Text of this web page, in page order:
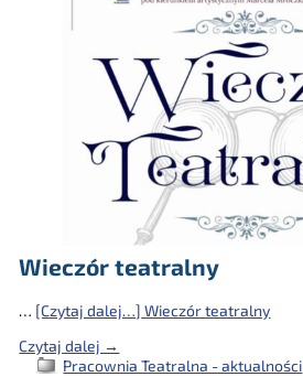
Wieczór teatralny
… [Czytaj dalej…] Wieczór teatralny
Czytaj dalej →
Pracownia Teatralna - aktualności